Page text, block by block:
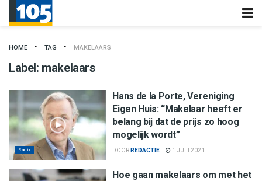
HOME TAG MAKELAARS
Label: makelaars
Radio
Hans de la Porte, Vereniging
Eigen Huis: “Makelaar heeft er
belang bij dat de prijs zo hoog
mogelijk wordt”
DOOR REDACTIE 1 JULI 2021
Hoe gaan makelaars om met het